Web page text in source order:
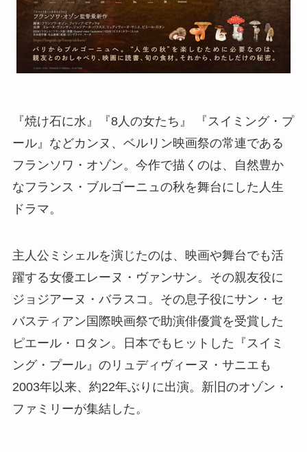
『焼け石に水』『8人の女たち』 『スイミング・プ
ール』などカンヌ、ベルリン映画祭の常連である
フランソワ・オゾン。今作で描くのは、自然豊か
なフランス・ブルゴーニュの秋を舞台にした人生
ドラマ。
主人公ミシェルを演じたのは、映画や舞台でも活
躍する女優エレーヌ・ヴァンサン。その親友役に
ジョジアーヌ・バラスコ。その息子役にサン・セ
バスティアン国際映画祭で助演俳優賞を受賞した
ピエール・ロタン。日本でもヒットした『スイミ
ング・プール』のリュディヴィーヌ・サニエも
2003年以来、約22年ぶりに出演。新旧のオゾン・
ファミリーが集結した。